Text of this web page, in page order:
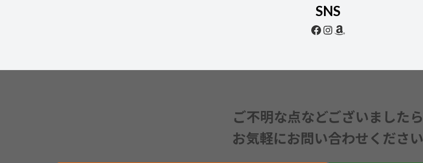
SNS
Facebook
Instagram
Amazon
ご不明な点などございましたら
お気軽にお問い合わせください